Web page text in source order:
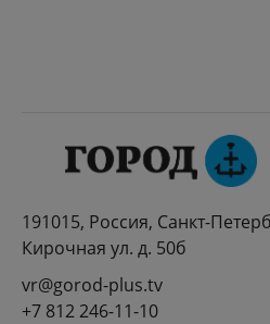
191015, Россия, Санкт-
Кирочная ул. д. 50б
vr@gorod-plus.tv
+7 812 246-11-10